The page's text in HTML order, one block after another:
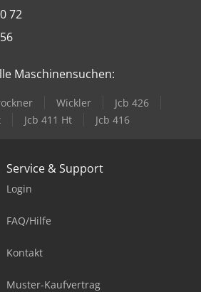
72
Maschinensuchen:
Wickler
Jcb 426
Jcb 411 Ht Jcb 416
Service & Support
Login
FAQ/Hilfe
Kontakt
Muster-Kaufvertrag